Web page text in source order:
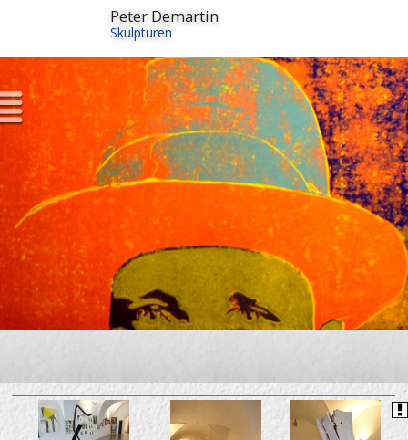
Peter Demartin
Skulpturen